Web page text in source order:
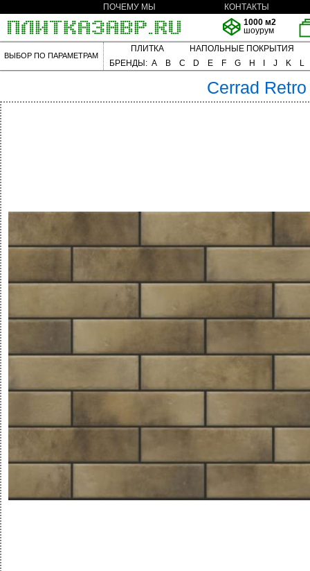
ПОЧЕМУ МЫ
КОНТАКТЫ
1000 м2
шоурум
ВЫБОР ПО ПАРАМЕТРАМ
ПЛИТКА
НАПОЛЬНЫЕ ПОКРЫТИЯ
БРЕНДЫ: A B C D E F G H J K L
Cerrad